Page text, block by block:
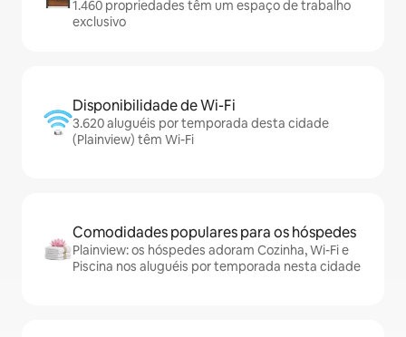
1.460 propriedades têm um espaço de trabalho
exclusivo
Disponibilidade de Wi-Fi
3.620 aluguéis por temporada desta cidade
(Plainview) têm Wi-Fi
Comodidades populares para os hóspedes
Plainview: os hóspedes adoram Cozinha, Wi-Fi e
Piscina nos aluguéis por temporada nesta cidade